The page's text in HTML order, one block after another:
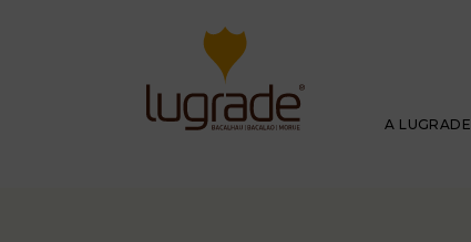
A LUGRADE